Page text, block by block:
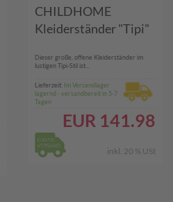
CHILDHOME
Kleiderständer "Tipi"
Dieser große, offene Kleiderständer im
lustigen Tipi-Stil ist...
Lieferzeit: Im Versandlager
lagernd - versandbereit in 5-7
Tagen
EUR 141.98
inkl. 20 % USt